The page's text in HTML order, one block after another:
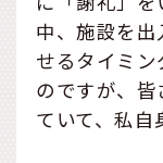
中、施設を
せるタイミ
のですが、
ていて、私自